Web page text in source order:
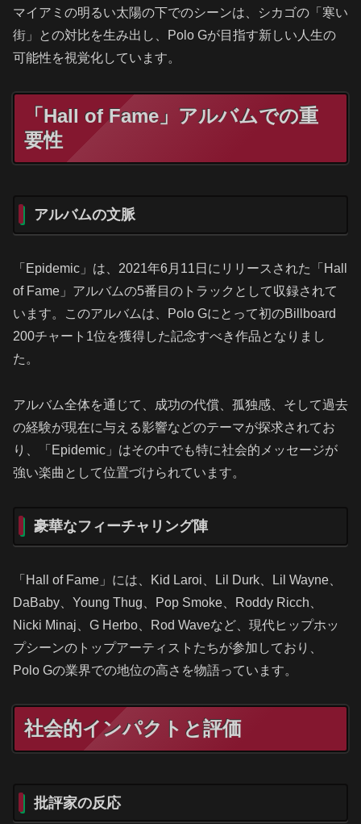
マイアミの明るい太陽の下でのシーンは、シカゴの「寒い
街」との対比を生み出し、Polo Gが目指す新しい人生の
可能性を視覚化しています。
「Hall of Fame」アルバムでの重
要性
アルバムの文脈
「Epidemic」は、2021年6月11日にリリースされた「Hall
of Fame」アルバムの5番目のトラックとして収録されて
います。このアルバムは、Polo Gにとって初のBillboard
200チャート1位を獲得した記念すべき作品となりまし
た。
アルバム全体を通じて、成功の代償、孤独感、そして過去
の経験が現在に与える影響などのテーマが探求されてお
り、「Epidemic」はその中でも特に社会的メッセージが
強い楽曲として位置づけられています。
豪華なフィーチャリング陣
「Hall of Fame」には、Kid Laroi、Lil Durk、Lil Wayne、
DaBaby、Young Thug、Pop Smoke、Roddy Ricch、
Nicki Minaj、G Herbo、Rod Waveなど、現代ヒップホッ
プシーンのトップアーティストたちが参加しており、
Polo Gの業界での地位の高さを物語っています。
社会的インパクトと評価
批評家の反応